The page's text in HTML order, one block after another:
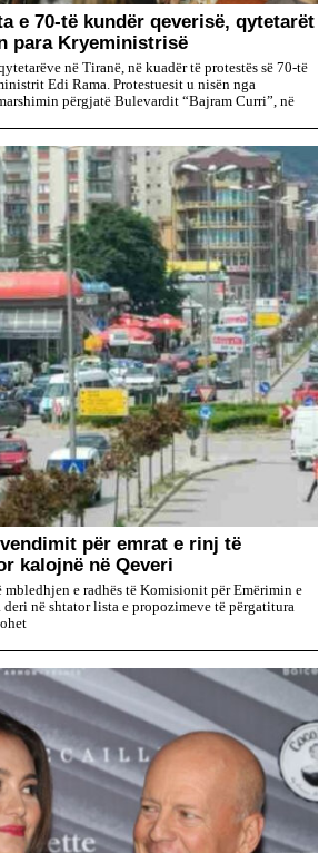
e 70-të kundër qeverisë, qytetarët
para Kryeministrisë
në Tiranë, në kuadër të protestës së 70-të
Edi Rama. Protestuesit u nisën nga
përgjatë Bulevardit “Bajram Curri”, në
për emrat e rinj të
kalojnë në Qeveri
e radhës të Komisionit për Emërimin e
deri në shtator lista e propozimeve të përgatitura